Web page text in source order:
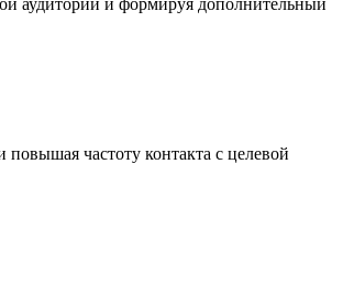
частоту контакта с целевой